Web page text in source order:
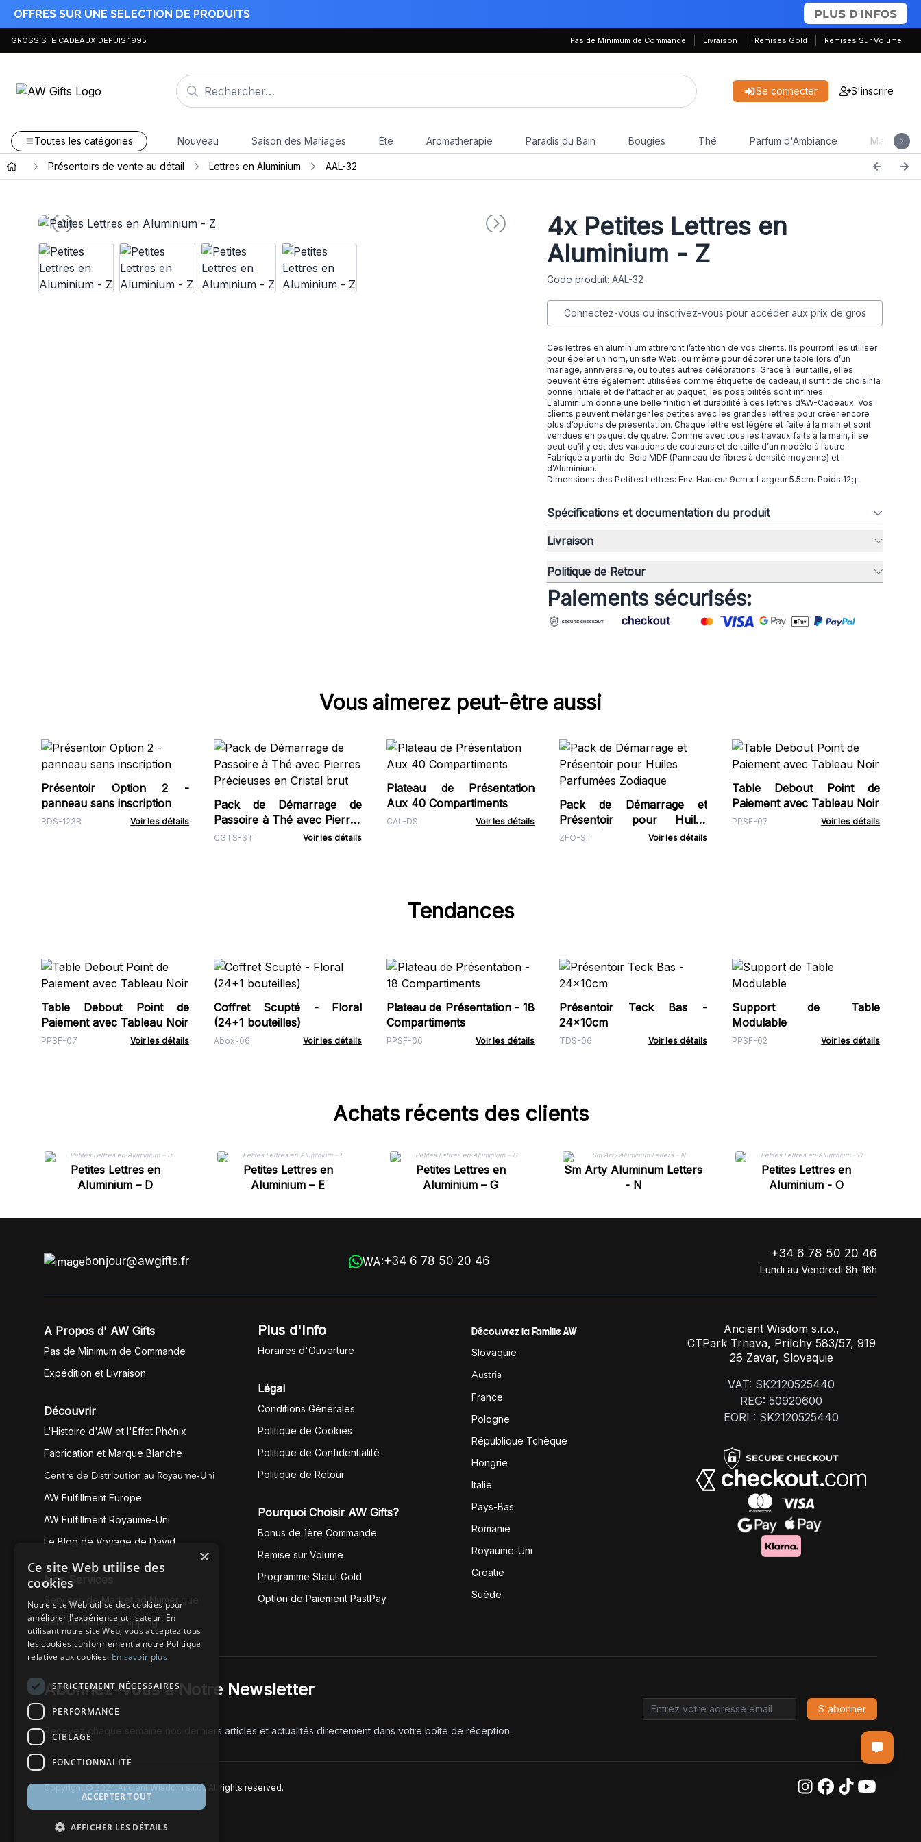
OFFRES SUR UNE SELECTION DE PRODUITS PLUS D'INFOS
GROSSISTE CADEAUX DEPUIS 1995 Pas de Minimum de Commande Livraison Remises Gold Remises Sur Volume
Se connecter S'inscrire
Toutes les catégories Nouveau Saison des Mariages Été Aromatherapie Paradis du Bain Bougies Thé Parfum d'Ambiance Maison &
Présentoirs de vente au détail Lettres en Aluminium AAL-32
4xPetites Lettres en
Aluminium - Z
Code produit: AAL-32
Connectez-vous ou inscrivez-vous pour accéder aux prix de gros
Ces lettres en aluminium attireront l’attention de vos clients. Ils pourront les utiliser
pour épeler un nom, un site Web, ou même pour décorer une table lors d’un
mariage, anniversaire, ou toutes autres célébrations. Grace à leur taille, elles
peuvent être également utilisées comme étiquette de cadeau, il suffit de choisir la
bonne initiale et de l'attacher au paquet; les possibilités sont infinies.
L'aluminium donne une belle finition et durabilité à ces lettres d’AW-Cadeaux. Vos
clients peuvent mélanger les petites avec les grandes lettres pour créer encore
plus d’options de présentation. Chaque lettre est légère et faite à la main et sont
vendues en paquet de quatre. Comme avec tous les travaux faits à la main, il se
peut qu’il y est des variations de couleurs et de taille d’un modèle à l’autre.
Fabriqué à partir de: Bois MDF (Panneau de fibres à densité moyenne) et
d'Aluminium.
Dimensions des Petites Lettres: Env. Hauteur 9cm x Largeur 5.5cm. Poids 12g
Spécifications et documentation du produit
Livraison
Politique de Retour
Paiements sécurisés:
Vous aimerez peut-être aussi
Présentoir Option 2 -
panneau sans inscription
RDS-123B Voir les détails
Pack de Démarrage de
Passoire à Thé avec Pierres
Précieuses en Cristal brut
CGTS-ST Voir les détails
Plateau de Présentation
Aux 40 Compartiments
CAL-DS Voir les détails
Pack de Démarrage et
Présentoir pour Huiles
Parfumées Zodiaque
ZFO-ST Voir les détails
Table Debout Point de
Paiement avec Tableau Noir
PPSF-07 Voir les détails
Tendances
Table Debout Point de
Paiement avec Tableau Noir
PPSF-07 Voir les détails
Coffret Scupté - Floral
(24+1 bouteilles)
Abox-06 Voir les détails
Plateau de Présentation - 18
Compartiments
PPSF-06 Voir les détails
Présentoir Teck Bas -
24x10cm
TDS-06 Voir les détails
Support de Table
Modulable
PPSF-02 Voir les détails
Achats récents des clients
Petites Lettres en
Aluminium – D
Petites Lettres en
Aluminium – E
Petites Lettres en
Aluminium – G
Sm Arty Aluminum Letters
- N
Petites Lettres en
Aluminium - O
bonjour@awgifts.fr WA:+34 6 78 50 20 46
+34 6 78 50 20 46
Lundi au Vendredi 8h-16h
A Propos d' AW Gifts
Pas de Minimum de Commande
Expédition et Livraison
Découvrir
L'Histoire d'AW et l'Effet Phénix
Fabrication et Marque Blanche
Centre de Distribution au Royaume-Uni
AW Fulfillment Europe
AW Fulfillment Royaume-Uni
Le Blog de Voyage de David
Nos Services
Services de Marketing Numérique
Service de Dropshipping
Plus d'Info
Horaires d'Ouverture
Légal
Conditions Générales
Politique de Cookies
Politique de Confidentialité
Politique de Retour
Pourquoi Choisir AW Gifts?
Bonus de 1ère Commande
Remise sur Volume
Programme Statut Gold
Option de Paiement PastPay
Découvrez la Famille AW
Slovaquie
Austria
France
Pologne
République Tchèque
Hongrie
Italie
Pays-Bas
Romanie
Royaume-Uni
Croatie
Suède
Ancient Wisdom s.r.o.,
CTPark Trnava, Prílohy 583/57, 919
26 Zavar, Slovaquie
VAT: SK2120525440
REG: 50920600
EORI : SK2120525440
Abonnez-Vous à Notre Newsletter
Recevez chaque semaine nos derniers articles et actualités directement dans votre boîte de réception.
Email address
S'abonner
Copyright © 2024 Ancient Wisdom s.r.o., All rights reserved.
×
Ce site Web utilise des
cookies
Notre site Web utilise des cookies pour
améliorer l'expérience utilisateur. En
utilisant notre site Web, vous acceptez tous
les cookies conformément à notre Politique
relative aux cookies. En savoir plus
STRICTEMENT NÉCESSAIRES
PERFORMANCE
CIBLAGE
FONCTIONNALITÉ
ACCEPTER TOUT
AFFICHER LES DÉTAILS